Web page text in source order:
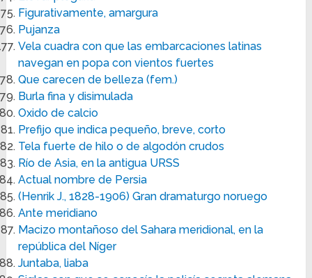
Figurativamente, amargura
Pujanza
Vela cuadra con que las embarcaciones latinas
navegan en popa con vientos fuertes
Que carecen de belleza (fem.)
Burla fina y disimulada
Oxido de calcio
Prefijo que indica pequeño, breve, corto
Tela fuerte de hilo o de algodón crudos
Río de Asia, en la antigua URSS
Actual nombre de Persia
(Henrik J., 1828-1906) Gran dramaturgo noruego
Ante meridiano
Macizo montañoso del Sahara meridional, en la
república del Níger
Juntaba, liaba